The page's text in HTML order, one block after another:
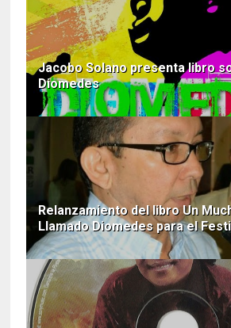
Jacobo Solano presenta libro
Diomedes
Relanzamiento del libro Un
Llamado Diomedes para el